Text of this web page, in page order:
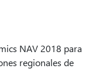
NAV 2018 para
regionales de